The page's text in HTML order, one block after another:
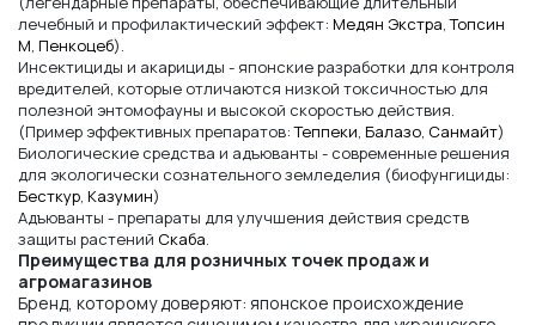
лечебный и профилактический эффект: Медян Экстра,Топсин
М, Пенкоцеб).
Инсектициды и акарициды - японские разработки для контроля
вредителей, которые отличаются низкой токсичностью для
полезной энтомофауны и высокой скоростью действия.
(Пример эффективных препаратов:Теппеки, Балазо, Санмайт)
Биологические средства и адъюванты - современные решения
для экологически сознательного земледелия (биофунгициды:
Бесткур, Казумин)
Адъюванты - препараты для улучшения действия средств
защиты растений Скаба.
Преимущества для розничных точек продаж и
агромагазинов
Бренд, которому доверяют: японское происхождение